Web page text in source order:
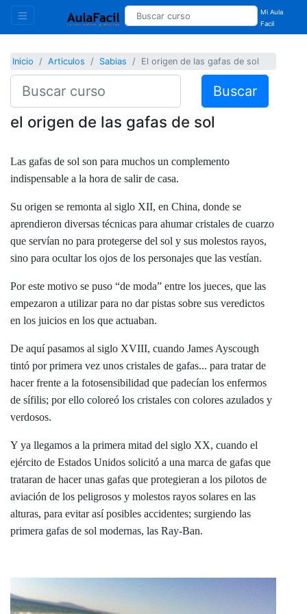
Mi Aula
Facil
Inicio Articulos Sabias El origen de las gafas de sol
Buscar
el origen de las gafas de sol
Las gafas de sol son para muchos un complemento
indispensable a la hora de salir de casa.
Su origen se remonta al siglo XII, en China, donde se
aprendieron diversas técnicas para ahumar cristales de cuarzo
que servían no para protegerse del sol y sus molestos rayos,
sino para ocultar los ojos de los personajes que las vestían.
Por este motivo se puso “de moda” entre los jueces, que las
empezaron a utilizar para no dar pistas sobre sus veredictos
en los juicios en los que actuaban.
De aquí pasamos al siglo XVIII, cuando James Ayscough
tintó por primera vez unos cristales de gafas... para tratar de
hacer frente a la fotosensibilidad que padecían los enfermos
de sífilis; por ello coloreó los cristales con colores azulados y
verdosos.
Y ya llegamos a la primera mitad del siglo XX, cuando el
ejército de Estados Unidos solicitó a una marca de gafas que
trataran de hacer unas gafas que protegieran a los pilotos de
aviación de los peligrosos y molestos rayos solares en las
alturas, para evitar así posibles accidentes; surgiendo las
primera gafas de sol modernas, las Ray-Ban.